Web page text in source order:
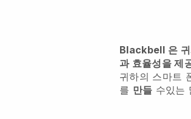
Blackbell 은
과 효율성을 제
귀하의 스마트
를 만들 수있는